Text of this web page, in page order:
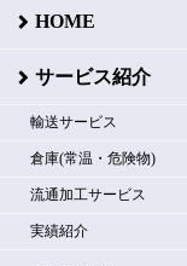
HOME
サービス紹介
輸送サービス
倉庫(常温・危険物)
流通加工サービス
実績紹介